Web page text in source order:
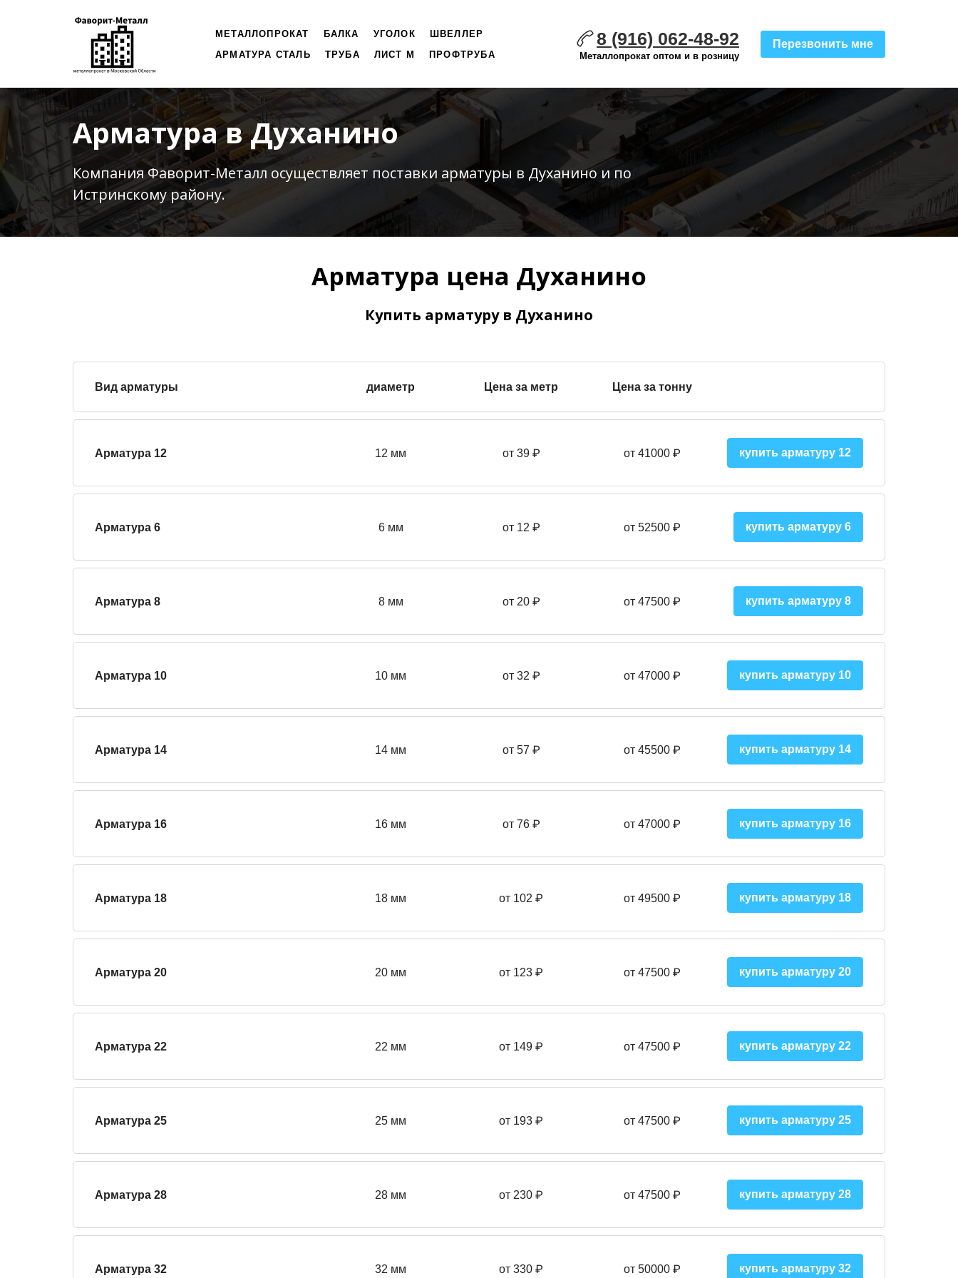
МЕТАЛЛОПРОКАТ БАЛКА УГОЛОК
ШВЕЛЛЕР
АРМАТУРА СТАЛЬ
ТРУБА ЛИСТ М ПРОФТРУБА
8 (916) 062-48-92
Металлопрокат оптом и в розницу
Перезвонить мне
Арматура в Духанино
Компания Фаворит-Металл осуществляет поставки арматуры в Духанино и по
Истринскому району.
Арматура цена Духанино
Купить арматуру в Духанино
Вид арматуры диаметр Цена за метр Цена за тонну
Арматура 12 12 мм от 39₽ от 41000₽ купить арматуру 12
Арматура 6 6 мм от 12 ₽ от 52500₽ купить арматуру 6
Арматура 8 8 мм от 20 ₽ от 47500₽ купить арматуру 8
Арматура 10 10 мм от 32 ₽ от 47000₽ купить арматуру 10
Арматура 14 14 мм от 57 ₽ от 45500₽ купить арматуру 14
Арматура 16 16 мм от 76 ₽ от 47000 ₽ купить арматуру 16
Арматура 18 18 мм от 102 ₽ от 49500 ₽ купить арматуру 18
Арматура 20 20 мм от 123 ₽ от 47500 ₽ купить арматуру 20
Арматура 22 22 мм от 149 ₽ от 47500 ₽ купить арматуру 22
Арматура 25 25 мм от 193 ₽ от 47500₽ купить арматуру 25
Арматура 28 28 мм от 230 ₽ от 47500₽ купить арматуру 28
Арматура 32 32 мм от 330 ₽ от 50000₽ купить арматуру 32